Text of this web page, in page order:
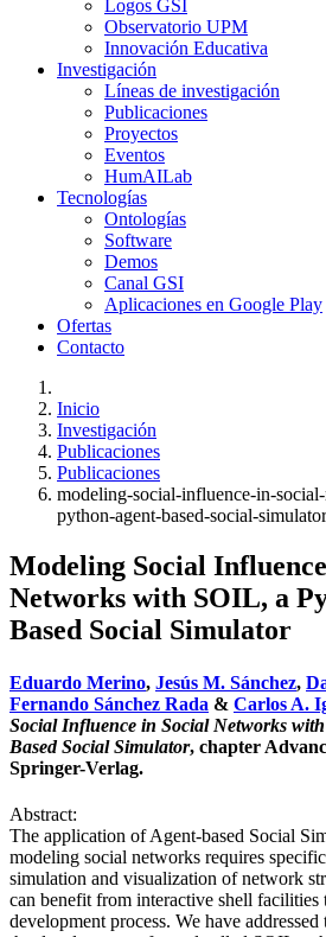
Logos GSI
Observatorio UPM
Innovación Educativa
Investigación
Líneas de investigación
Publicaciones
Proyectos
Eventos
HumAILab
Tecnologías
Ontologías
Software
Demos
Canal GSI
Aplicaciones en Google Play
Ofertas
Contacto
Inicio
Investigación
Publicaciones
Publicaciones
modeling-social-influence-in-
python-agent-based-social-simulator
Modeling Social
Networks with SOIL, a
Based Social Simulator
Eduardo Merino, Jesús M. Sánchez,
Fernando Sánchez Rada & Carlos A.
Social Influence in Social Networks
Based Social Simulator, chapter
Springer-Verlag.
Abstract:
The application of Agent-based Social
modeling social networks requires
simulation and visualization of network
can benefit from interactive shell facilities
development process. We have